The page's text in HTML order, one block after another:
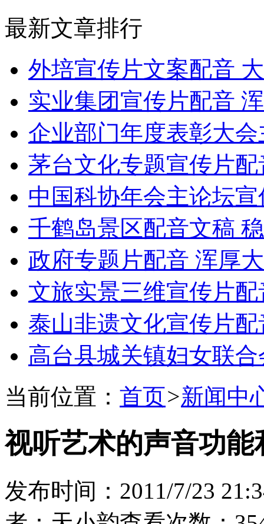
最新文章排行
外培宣传片文案配音
实业集团宣传片配音
企业部门年度表彰大
茅台文化专题宣传片
中国科协年会主论坛
千鹤岛景区配音文稿
政府专题片配音 浑厚
文旅实景三维宣传片
泰山非遗文化宣传片
高台县城关镇妇女联
当前位置： 首页>新闻中
视听艺术的声音功能
发布时间：2011/7/23